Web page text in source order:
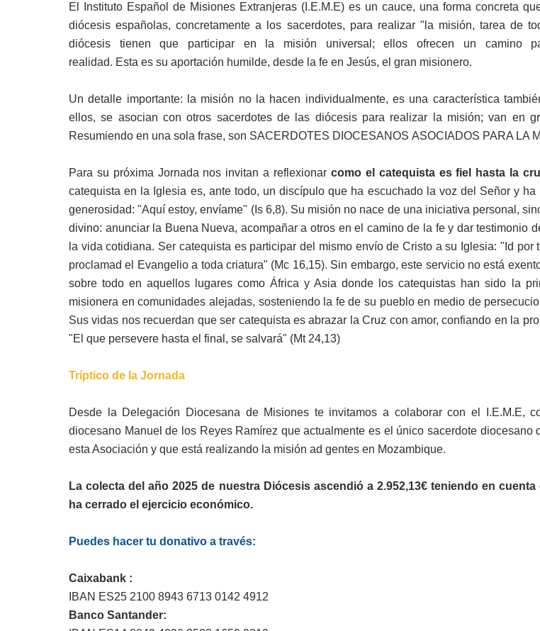
El Instituto Español de Misiones Extranjeras (I.E.M.E) es un cauce, una forma concreta
diócesis españolas, concretamente a los sacerdotes, para realizar "la misión, tarea de
diócesis tienen que participar en la misión universal; ellos ofrecen un camino
realidad. Esta es su aportación humilde, desde la fe en Jesús, el gran misionero.
Un detalle importante: la misión no la hacen individualmente, es una característica
ellos, se asocian con otros sacerdotes de las diócesis para realizar la misión;van en
Resumiendo en una sola frase, son SACERDOTES DIOCESANOS ASOCIADOS PARA LA
Para su próxima Jornada nos invitan a reflexionar como el catequista es fiel hasta la
catequista en la Iglesia es, ante todo, un discípulo que ha escuchado la voz del Señor y ha
generosidad: "Aquí estoy, envíame" (Is 6,8). Su misión no nace de una iniciativa personal,
divino: anunciar la Buena Nueva, acompañar a otros en el camino de la fe y dar testimonio
la vida cotidiana. Ser catequista es participar del mismo envío de Cristo a su Iglesia: "Id por
proclamad el Evangelio a toda criatura" (Mc 16,15). Sin embargo, este servicio no está
sobre todo en aquellos lugares como África y Asia donde los catequistas han sido la
misionera en comunidades alejadas, sosteniendo la fe de su pueblo en medio de
Sus vidas nos recuerdan que ser catequista es abrazar la Cruz con amor, confiando en la
"El que persevere hasta el final, se salvará" (Mt 24,13)
Tríptico de la Jornada
Desde la Delegación Diocesana de Misiones te invitamos a colaborar con el I.E.M.E,
diocesano Manuel de los Reyes Ramírez que actualmente es el único sacerdote diocesano
esta Asociación y que está realizando la misión ad gentes en Mozambique.
La colecta del año 2025 de nuestra Diócesis ascendió a 2.952,13€ teniendo en
ha cerrado el ejercicio económico.
Puedes hacer tu donativo a través:
Caixabank :
IBAN ES25 2100 8943 6713 0142 4912
Banco Santander: